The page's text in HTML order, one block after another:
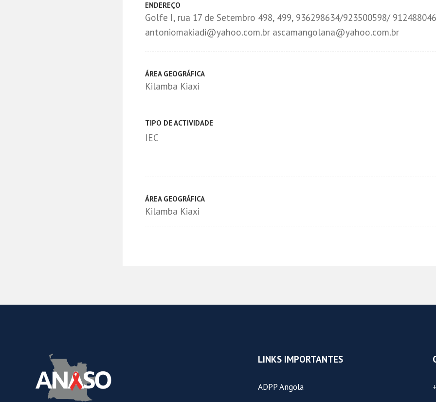
ENDEREÇO
Golfe I, rua 17 de Setembro 498, 499, 936298634/923500598/ 912488046
antoniomakiadi@yahoo.com.br ascamangolana@yahoo.com.br
ÁREA GEOGRÁFICA
Kilamba Kiaxi
TIPO DE ACTIVIDADE
IEC
ÁREA GEOGRÁFICA
Kilamba Kiaxi
LINKS IMPORTANTES
ADPP Angola